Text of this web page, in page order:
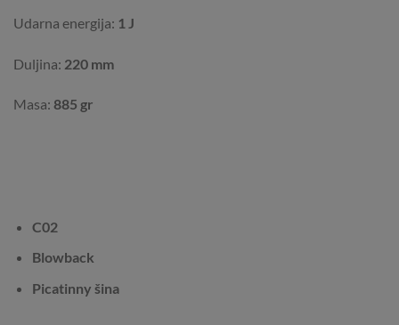
Udarna energija: 1 J
Duljina: 220 mm
Masa: 885 gr
C02
Blowback
Picatinny šina